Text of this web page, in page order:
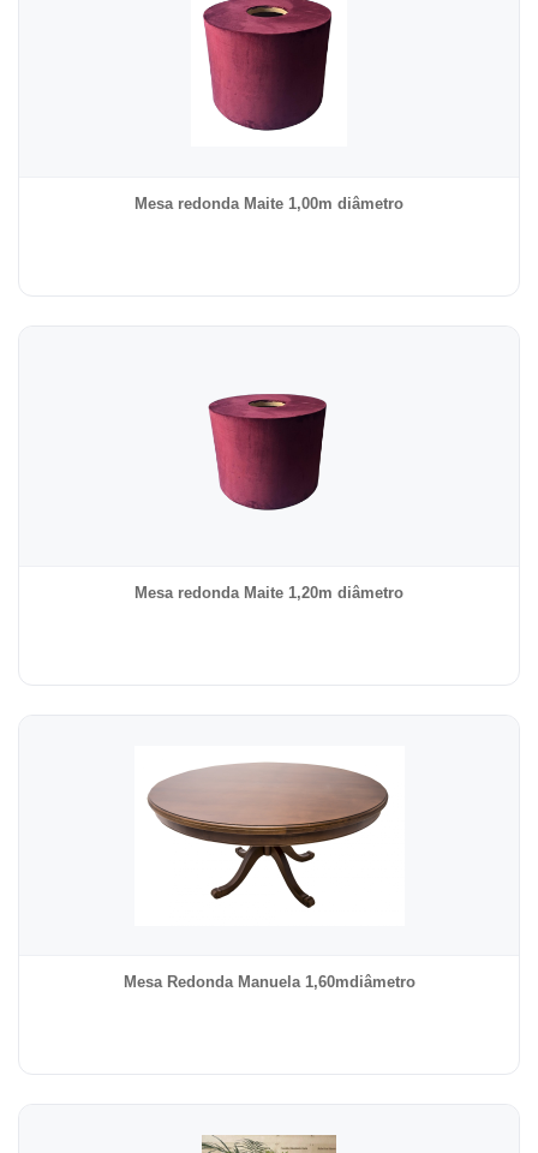
Mesa redonda Maite 1,00m diâmetro
Mesa redonda Maite 1,20m diâmetro
Mesa Redonda Manuela 1,60mdiâmetro